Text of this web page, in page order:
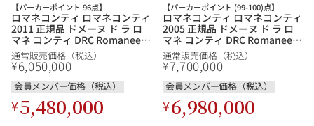
【パーカーポイント 96点】
ロマネコンティ ロマネコンティ
2011 正規品 ドメーヌ ド ラ ロ
マネ コンティ DRC Romanee
Conti フランス ブルゴーニュ 赤
ワイン
通常販売価格（税込）
¥6,050,000
会員メンバー価格（税込）
¥5,480,000
【パーカーポイント (99-100)点】
ロマネコンティ ロマネコンティ
2005 正規品 ドメーヌ ド ラ ロ
マネ コンティ DRC Romanee
Conti フランス ブルゴーニュ 赤
ワイン
通常販売価格（税込）
¥7,700,000
会員メンバー価格（税込）
¥6,980,000